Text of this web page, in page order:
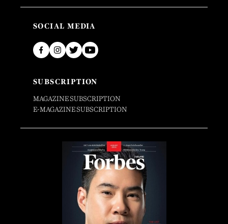
SOCIAL MEDIA
SUBSCRIPTION
MAGAZINE SUBSCRIPTION
E-MAGAZINE SUBSCRIPTION